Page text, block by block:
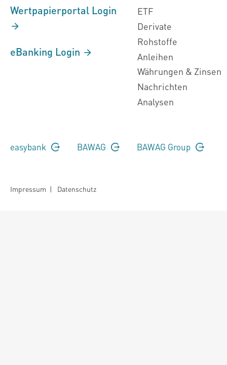
Wertpapierportal Login
eBanking Login
ETF
Derivate
Rohstoffe
Anleihen
Währungen & Zinsen
Nachrichten
Analysen
easybank BAWAG BAWAG Group
Impressum | Datenschutz